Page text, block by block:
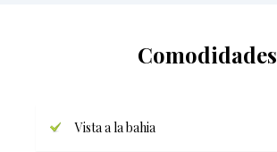
Comodidades
Vista a la bahia